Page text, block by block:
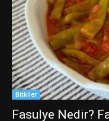
Bitkiler
Fasulye Nedir?